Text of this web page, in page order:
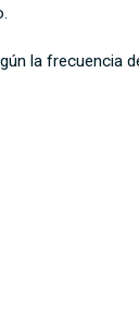
la frecuencia